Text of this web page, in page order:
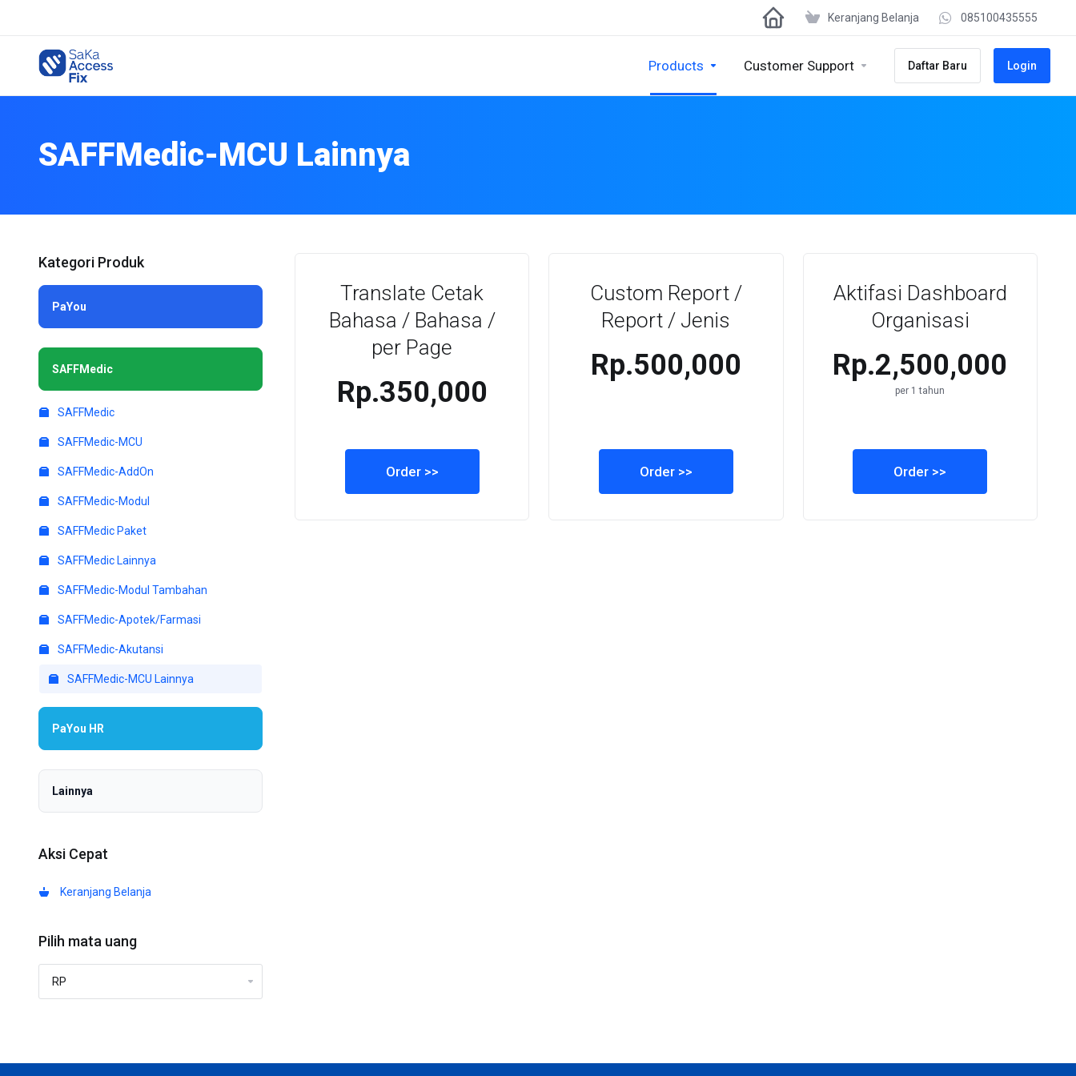
Keranjang Belanja 085100435555
Products Customer Support Daftar Baru Login
SAFFMedic-MCU Lainnya
Kategori Produk
PaYou
PaYou
PaYou-Service
PaYou-Akuntansi
PaYou-AddOn
PaYou-Modul
PaYou Lainnya
SAFFMedic
SAFFMedic
SAFFMedic-MCU
SAFFMedic-AddOn
SAFFMedic-Modul
SAFFMedic Paket
SAFFMedic Lainnya
SAFFMedic-Modul Tambahan
SAFFMedic-Apotek/Farmasi
SAFFMedic-Akutansi
SAFFMedic-MCU Lainnya
PaYou HR
PaYou HR
Lainnya
Aksi Cepat
Keranjang Belanja
Pilih mata uang
Translate Cetak
Bahasa / Bahasa /
per Page
Rp.350,000
Order >>
Custom Report /
Report / Jenis
Rp.500,000
Order >>
Aktifasi Dashboard
Organisasi
Rp.2,500,000
per 1 tahun
Order >>